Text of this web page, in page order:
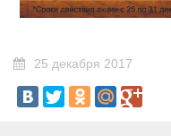
25 декабря 2017